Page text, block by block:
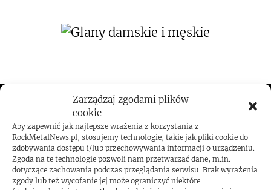
Zarządzaj zgodami plików
cookie
Aby zapewnić jak najlepsze wrażenia z korzystania z
RockMetalNews.pl, stosujemy technologie, takie jak pliki cookie do
zdobywania dostępu i/lub przechowywania informacji o urządzeniu.
Zgoda na te technologie pozwoli nam przetwarzać dane, m.in.
dotyczące zachowania podczas przeglądania serwisu. Brak wyrażenia
zgody lub też wycofanie jej może ograniczyć niektóre
ROCKMETALNEWS TV
JESTEŚMY BLISKO